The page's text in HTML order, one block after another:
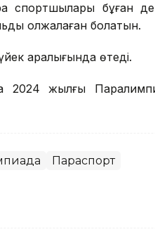
спортшылары бұған
олжалаған болатын.
аралығында өтеді.
2024 жылғы
Параспорт